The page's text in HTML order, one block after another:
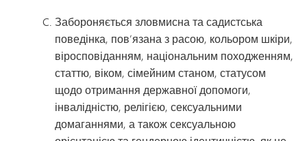
Забороняється зловмисна та садистська
поведінка, пов’язана з расою, кольором шкіри,
віросповіданням, національним походженням,
статтю, віком, сімейним станом, статусом
щодо отримання державної допомоги,
інвалідністю, релігією, сексуальними
домаганнями, а також сексуальною